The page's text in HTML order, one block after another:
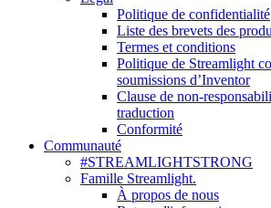
Politique de confidentialité
Liste des brevets des
Termes et conditions
Politique de Streamlight
soumissions d’Inventor
Clause de non-
traduction
Conformité
Communauté
#STREAMLIGHTSTRONG
Famille Streamlight.
À propos de nous